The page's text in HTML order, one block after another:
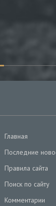
Главная
Последние
Правила сайта
Поиск по сайту
Комментарии